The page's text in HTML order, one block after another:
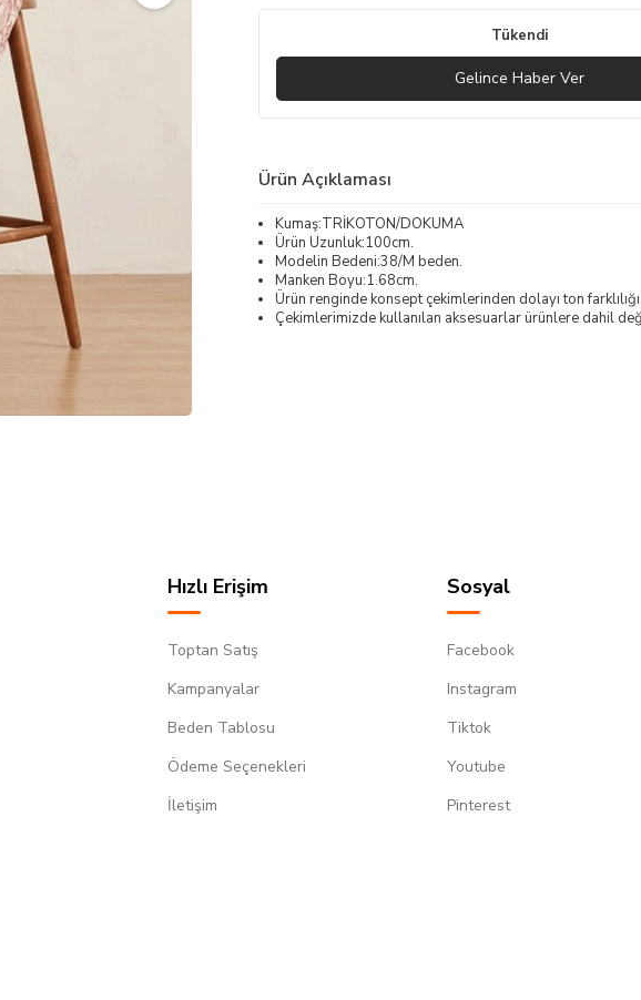
Tükendi
Gelince Haber Ver
Ürün Açıklaması
Kumaş:TRİKOTON/DOKUMA
Ürün Uzunluk:100cm.
Modelin Bedeni:38/M beden.
Manken Boyu:1.68cm.
Ürün renginde konsept çekimlerinden dolayı ton
Çekimlerimizde kullanılan aksesuarlar ürünlere dahil
Hızlı Erişim
Toptan Satış
Kampanyalar
Beden Tablosu
Ödeme Seçenekleri
İletişim
Sosyal
Facebook
Instagram
Tiktok
Youtube
Pinterest